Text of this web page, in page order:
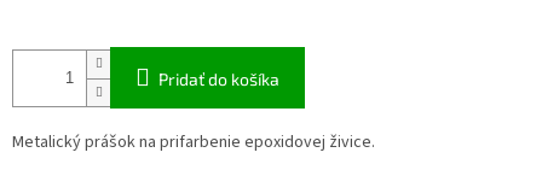
Pridať do košíka
Metalický prášok na prifarbenie epoxidovej živice.